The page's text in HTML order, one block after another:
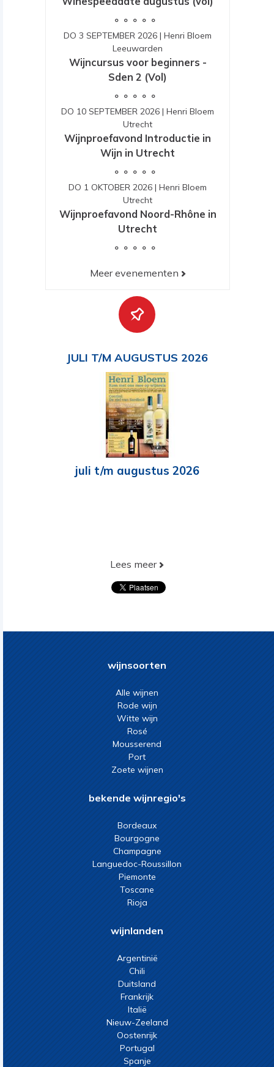
DO 3 SEPTEMBER 2026 | Henri Bloem
Leeuwarden
Wijncursus voor beginners -
Sden 2 (Vol)
DO 10 SEPTEMBER 2026 | Henri Bloem
Utrecht
Wijnproefavond Introductie in
Wijn in Utrecht
DO 1 OKTOBER 2026 | Henri Bloem
Utrecht
Wijnproefavond Noord-Rhône in
Utrecht
Meer evenementen
JULI T/M AUGUSTUS 2026
juli t/m augustus 2026
Lees meer
wijnsoorten
Alle wijnen
Rode wijn
Witte wijn
Rosé
Mousserend
Port
Zoete wijnen
bekende wijnregio's
Bordeaux
Bourgogne
Champagne
Languedoc-Roussillon
Piemonte
Toscane
Rioja
wijnlanden
Argentinië
Chili
Duitsland
Frankrijk
Italië
Nieuw-Zeeland
Oostenrijk
Portugal
Spanje